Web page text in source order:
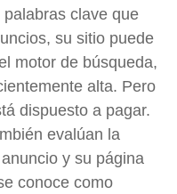
clave que
su sitio puede
motor de búsqueda,
alta. Pero
dispuesto a pagar.
evalúan la
y su página
conoce como